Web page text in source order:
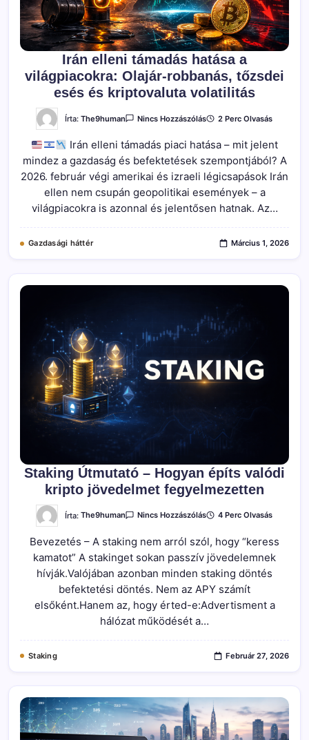
Irán elleni támadás hatása a
világpiacokra: Olajár-robbanás, tőzsdei
esés és kriptovaluta volatilitás
Írta: The9human Nincs HozzászólásA(z)
Támadás
A
Világpiacokra:
Olajár-
Robbanás,
Tőzsdei
Esés
Bejegyzéshez
2 Perc Olvasás
Irán elleni támadás piaci hatása – mit jelent
mindez a gazdaság és befektetések szempontjából? A
2026. február végi amerikai és izraeli légicsapások Irán
ellen nem csupán geopolitikai események – a
világpiacokra is azonnal és jelentősen hatnak. Az…
Gazdasági háttér Március 1, 2026
Staking Útmutató – Hogyan építs valódi
kripto jövedelmet fegyelmezetten
Írta: The9human Nincs HozzászólásA(z)
–
Hogyan
Építs
Valódi
Kripto
Jövedelmet
Fegyelmezetten
Bejegyzéshez
4 Perc Olvasás
Bevezetés – A staking nem arról szól, hogy “keress
kamatot” A stakinget sokan passzív jövedelemnek
hívják.Valójában azonban minden staking döntés
befektetési döntés. Nem az APY számít
elsőként.Hanem az, hogy érted-e:Advertisment a
hálózat működését a…
Staking Február 27, 2026